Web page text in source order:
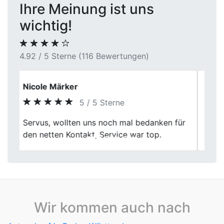
Ihre Meinung ist uns
wichtig!
4.92 / 5 Sterne (116 Bewertungen)
Holger
5 / 5 Sterne
Unkomplizierte Abwicklung, netter
Kontakt, danke sehr.
Wir kommen auch nach